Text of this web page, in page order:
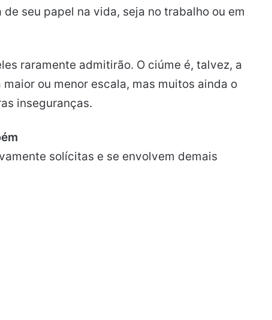
seu papel na vida, seja no trabalho ou em
raramente admitirão. O ciúme é, talvez, a
ou menor escala, mas muitos ainda o
inseguranças.
solícitas e se envolvem demais